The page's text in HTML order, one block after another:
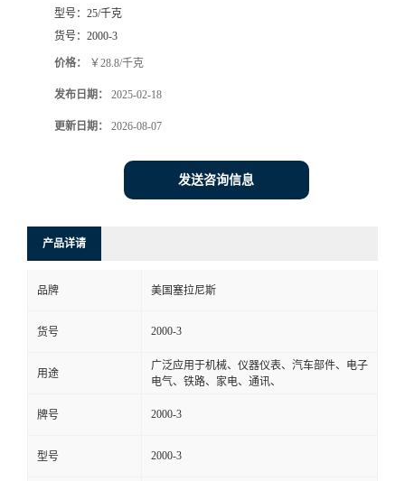
型号： 25/千克
货号： 2000-3
价格： ￥28.8/千克
发布日期： 2025-02-18
更新日期： 2026-08-07
发送咨询信息
产品详请
品牌 美国塞拉尼斯
货号 2000-3
用途
广泛应用于机械、仪器仪表、汽车部件、电子
电气、铁路、家电、通讯、
牌号 2000-3
型号 2000-3